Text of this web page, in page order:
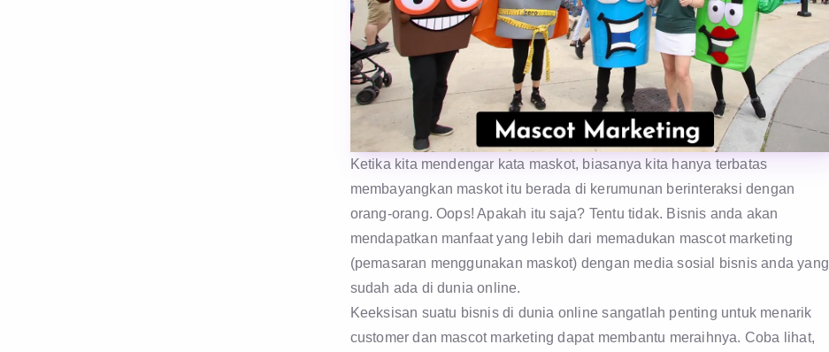
Ketika kita mendengar kata maskot, biasanya kita hanya terbatas
membayangkan maskot itu berada di kerumunan berinteraksi dengan
orang-orang. Oops! Apakah itu saja? Tentu tidak. Bisnis anda akan
mendapatkan manfaat yang lebih dari memadukan mascot marketing
(pemasaran menggunakan maskot) dengan media sosial bisnis anda yang
sudah ada di dunia online.
Keeksisan suatu bisnis di dunia online sangatlah penting untuk menarik
customer dan mascot marketing dapat membantu meraihnya. Coba lihat,